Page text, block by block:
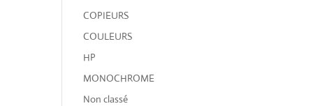
COPIEURS
COULEURS
HP
MONOCHROME
Non classé